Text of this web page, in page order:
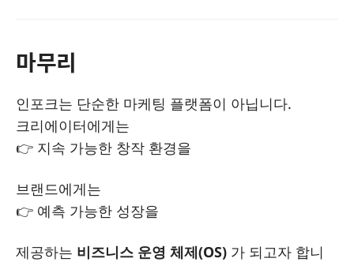
마무리
인포크는 단순한 마케팅 플랫폼이 아닙니다.
크리에이터에게는
👉 지속 가능한 창작 환경을
브랜드에게는
👉 예측 가능한 성장을
제공하는 비즈니스 운영 체제(OS) 가 되고자 합니